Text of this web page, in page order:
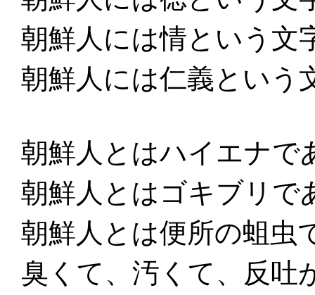
朝鮮人には情という文
朝鮮人には仁義という
朝鮮人とはハイエナで
朝鮮人とはゴキブリで
朝鮮人とは便所の蛆虫
臭くて、汚くて、反吐